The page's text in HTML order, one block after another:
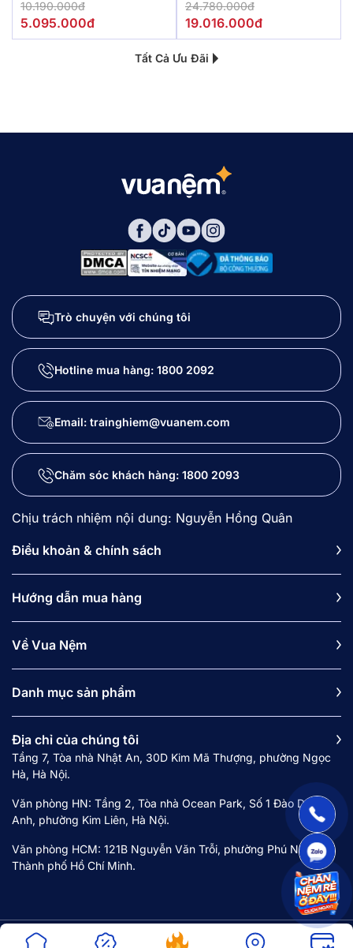
10.190.000đ
5.095.000đ
24.780.000đ
19.016.000đ
Tất Cả Ưu Đãi
Trò chuyện với chúng tôi
Hotline mua hàng: 1800 2092
Email: trainghiem@vuanem.com
Chăm sóc khách hàng: 1800 2093
Chịu trách nhiệm nội dung: Nguyễn Hồng Quân
Điều khoản & chính sách
Hướng dẫn mua hàng
Về Vua Nệm
Danh mục sản phẩm
Địa chỉ của chúng tôi
Tầng 7, Tòa nhà Nhật An, 30D Kim Mã Thượng, phường Ngọc
Hà, Hà Nội.
Văn phòng HN: Tầng 2, Tòa nhà Ocean Park, Số 1 Đào Duy
Anh, phường Kim Liên, Hà Nội.
Văn phòng HCM: 121B Nguyễn Văn Trỗi, phường Phú Nhuận,
Thành phố Hồ Chí Minh.